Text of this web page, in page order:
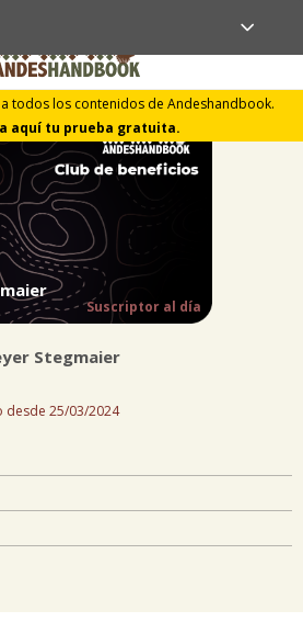
todos los contenidos de Andeshandbook.
aquí tu prueba gratuita.
Suscriptor al día
Stegmaier
desde 25/03/2024